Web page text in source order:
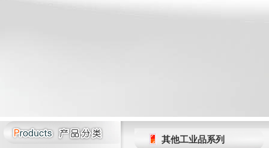
其他工业品系列